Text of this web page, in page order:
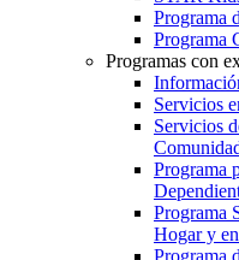
Programa
Programa
Programas con
Servicios
Servicios
Programa
Programa
Hogar y
Programa